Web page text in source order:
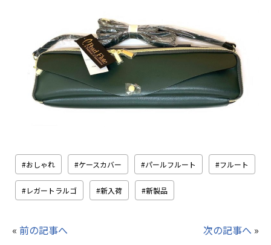
おしゃれ ケースカバー パールフルート フルート
レガートラルゴ 新入荷 新製品
« 前の記事へ 次の記事へ »